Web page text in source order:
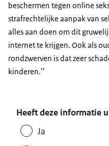
beschermen tegen online
strafrechtelijke aanpak van
alles aan doen om dit
internet te krijgen. Ook als
rondzwerven is dat zeer
kinderen.’’
Heeft deze informatie
Ja